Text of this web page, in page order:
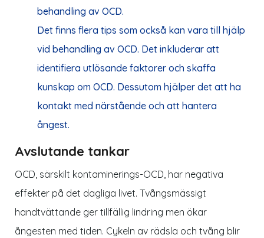
behandling av OCD.
Det finns flera tips som också kan vara till hjälp
vid behandling av OCD. Det inkluderar att
identifiera utlösande faktorer och skaffa
kunskap om OCD. Dessutom hjälper det att ha
kontakt med närstående och att hantera
ångest.
Avslutande tankar
OCD, särskilt kontaminerings-OCD, har negativa
effekter på det dagliga livet. Tvångsmässigt
handtvättande ger tillfällig lindring men ökar
ångesten med tiden. Cykeln av rädsla och tvång blir